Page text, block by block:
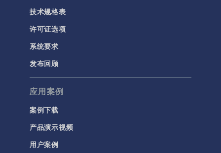
技术规格表
许可证选项
系统要求
发布回顾
应用案例
案例下载
产品演示视频
用户案例